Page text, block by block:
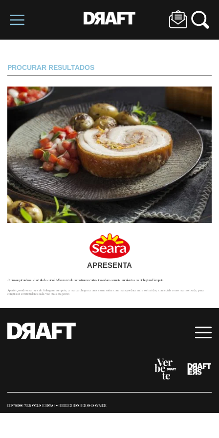
PROCURAR RESULTADOS
APRESENTA
Já provou picanha ou short rib de suíno? A Seara revela como trouxe cortes inovadores e mais suculentos na Linhagem Europeia
Aperfeiçoando uma raça de linhagem europeia, a marca chegou a uma carne suína com mais gordura entre os tecidos, conhecida como marmorizada, para
conquistar consumidores cada vez mais exigentes
COPYRIGHT 2026 PROJETO DRAFT – TODOS OS DIREITOS RESERVADOS